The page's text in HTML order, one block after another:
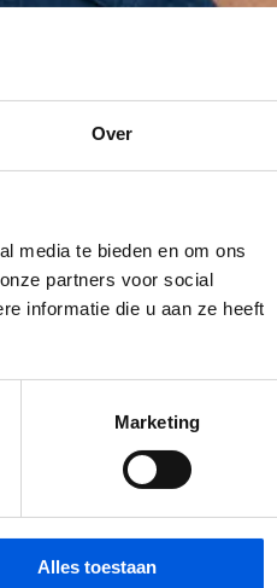
Over
media te bieden en om ons
partners voor social
informatie die u aan ze heeft
Marketing
Alles toestaan